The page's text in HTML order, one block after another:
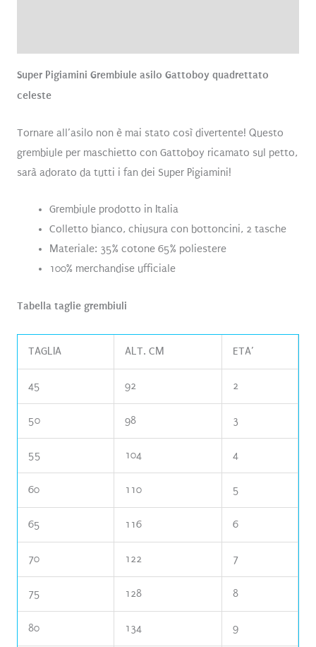
Super Pigiamini Grembiule asilo Gattoboy quadrettato
celeste
Tornare all’asilo non è mai stato così divertente! Questo
grembiule per maschietto con Gattoboy ricamato sul petto,
sarà adorato da tutti i fan dei Super Pigiamini!
Grembiule prodotto in Italia
Colletto bianco, chiusura con bottoncini, 2 tasche
Materiale: 35% cotone 65% poliestere
100% merchandise ufficiale
Tabella taglie grembiuli
TAGLIA ALT. CM ETA’
45 92 2
50 98 3
55 104 4
60 110 5
65 116 6
70 122 7
75 128 8
80 134 9